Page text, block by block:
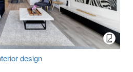
design